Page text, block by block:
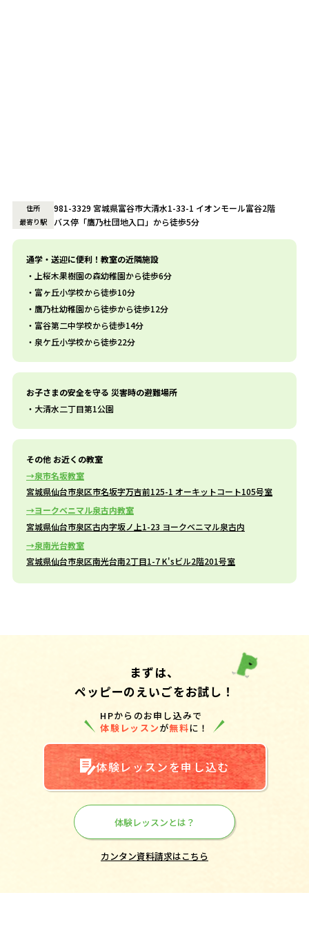
住所 981-3329 宮城県富谷市大清水1-33-1 イオンモール富谷2階
最寄り駅 バス停「鷹乃杜団地入口」から徒歩5分
通学・送迎に便利！教室の近隣施設
上桜木果樹園の森幼稚園から徒歩6分
富ヶ丘小学校から徒歩10分
鷹乃杜幼稚園から徒歩から徒歩12分
富谷第二中学校から徒歩14分
泉ケ丘小学校から徒歩22分
お子さまの安全を守る 災害時の避難場所
大清水二丁目第1公園
その他 お近くの教室
泉市名坂教室
宮城県仙台市泉区市名坂字万吉前125-1 オーキットコート105号室
ヨークベニマル泉古内教室
宮城県仙台市泉区古内字坂ノ上1-23 ヨークベニマル泉古内
泉南光台教室
宮城県仙台市泉区南光台南2丁目1-7 K'sビル2階201号室
まずは、
ペッピーのえいごをお試し！
HPからのお申し込みで
体験レッスンが無料に！
体験レッスンを申し込む
体験レッスンとは？
カンタン資料請求はこちら